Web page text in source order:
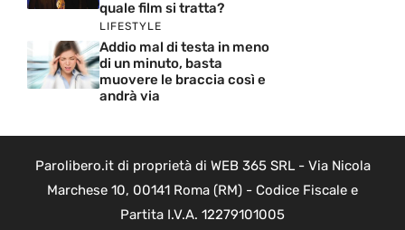
quale film si tratta?
LIFESTYLE
Addio mal di testa in meno
di un minuto, basta
muovere le braccia così e
andrà via
Parolibero.it di proprietà di WEB 365 SRL - Via Nicola
Marchese 10, 00141 Roma (RM) - Codice Fiscale e
Partita I.V.A. 12279101005